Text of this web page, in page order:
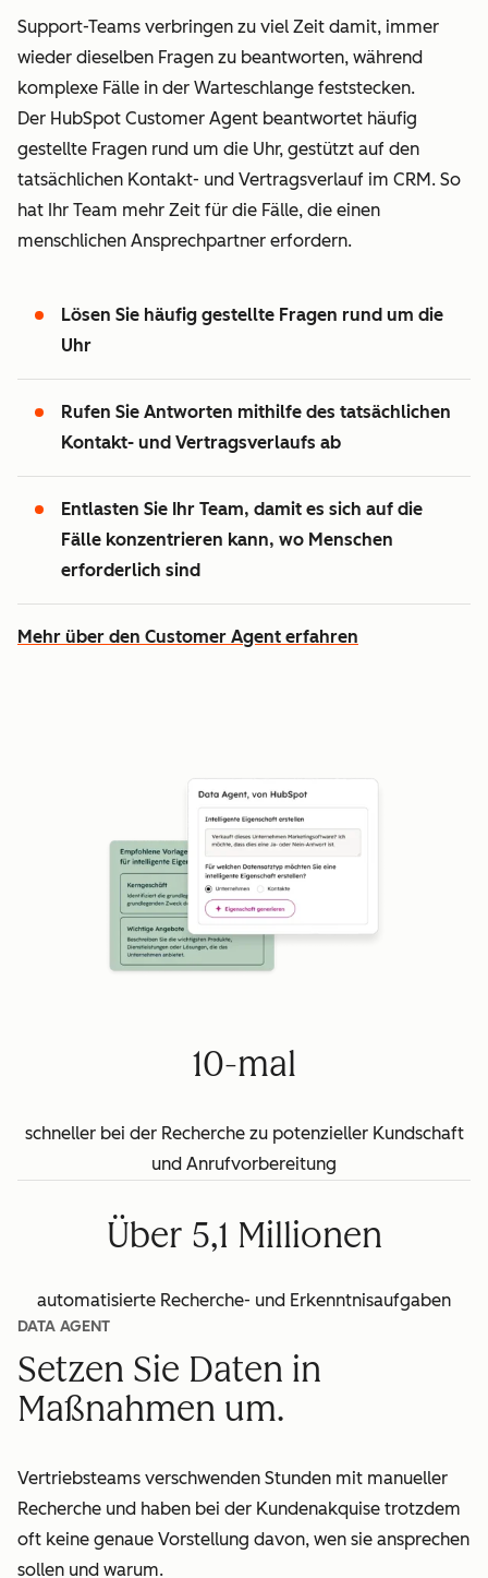
Support-Teams verbringen zu viel Zeit damit, immer
wieder dieselben Fragen zu beantworten, während
komplexe Fälle in der Warteschlange feststecken.
Der HubSpot Customer Agent beantwortet häufig
gestellte Fragen rund um die Uhr, gestützt auf den
tatsächlichen Kontakt- und Vertragsverlauf im CRM. So
hat Ihr Team mehr Zeit für die Fälle, die einen
menschlichen Ansprechpartner erfordern.
Lösen Sie häufig gestellte Fragen rund um die
Uhr
Rufen Sie Antworten mithilfe des tatsächlichen
Kontakt- und Vertragsverlaufs ab
Entlasten Sie Ihr Team, damit es sich auf die
Fälle konzentrieren kann, wo Menschen
erforderlich sind
Mehr über den Customer Agent erfahren
10-mal
schneller bei der Recherche zu potenzieller Kundschaft
und Anrufvorbereitung
Über 5,1 Millionen
automatisierte Recherche- und Erkenntnisaufgaben
DATA AGENT
Setzen Sie Daten in
Maßnahmen um.
Vertriebsteams verschwenden Stunden mit manueller
Recherche und haben bei der Kundenakquise trotzdem
oft keine genaue Vorstellung davon, wen sie ansprechen
sollen und warum.